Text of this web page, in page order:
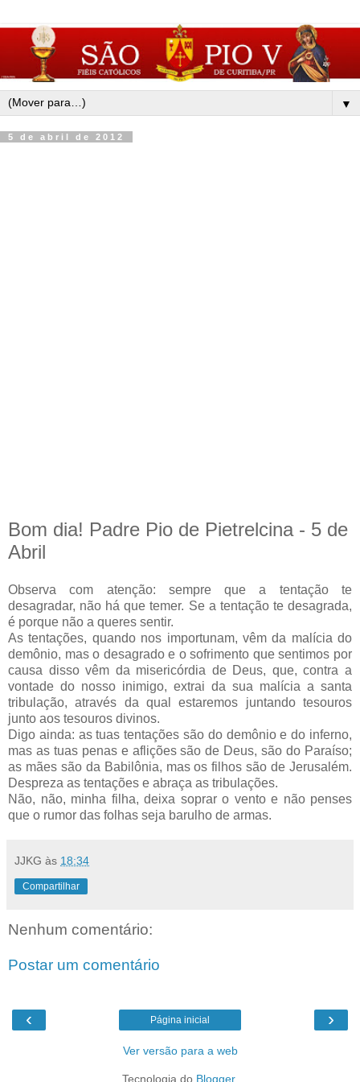
▼
5 de abril de 2012
Bom dia! Padre Pio de Pietrelcina - 5 de
Abril
Observa com atenção: sempre que a tentação te
desagradar, não há que temer. Se a tentação te desagrada,
é porque não a queres sentir.
As tentações, quando nos importunam, vêm da malícia do
demônio, mas o desagrado e o sofrimento que sentimos por
causa disso vêm da misericórdia de Deus, que, contra a
vontade do nosso inimigo, extrai da sua malícia a santa
tribulação, através da qual estaremos juntando tesouros
junto aos tesouros divinos.
Digo ainda: as tuas tentações são do demônio e do inferno,
mas as tuas penas e aflições são de Deus, são do Paraíso;
as mães são da Babilônia, mas os filhos são de Jerusalém.
Despreza as tentações e abraça as tribulações.
Não, não, minha filha, deixa soprar o vento e não penses
que o rumor das folhas seja barulho de armas.
JJKG às 18:34
Compartilhar
Nenhum comentário:
Postar um comentário
‹ ›
Página inicial
Ver versão para a web
Tecnologia do Blogger.